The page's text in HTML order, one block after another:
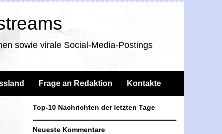
sowie virale Social-Media-Postings
Frage an Redaktion Kontakte
Top-10 Nachrichten der letzten Tage
Neueste Kommentare